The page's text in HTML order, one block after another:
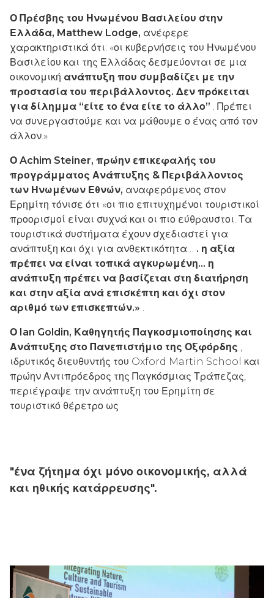
Ο Πρέσβης του Ηνωμένου Βασιλείου στην
Ελλάδα, Matthew Lodge, ανέφερε
χαρακτηριστικά ότι: «οι κυβερνήσεις του Ηνωμένου
Βασιλείου και της Ελλάδας δεσμεύονται σε μια
οικονομική ανάπτυξη που συμβαδίζει με την
προστασία του περιβάλλοντος. Δεν πρόκειται
για δίλημμα “είτε το ένα είτε το άλλο”
. Πρέπει
να συνεργαστούμε και να μάθουμε ο ένας από τον
άλλον.»
Ο Achim Steiner, πρώην επικεφαλής του
προγράμματος Ανάπτυξης & Περιβάλλοντος
των Ηνωμένων Εθνών, αναφερόμενος στον
Ερημίτη τόνισε ότι «οι πιο επιτυχημένοι τουριστικοί
προορισμοί είναι συχνά και οι πιο εύθραυστοι. Τα
τουριστικά συστήματα έχουν σχεδιαστεί για
ανάπτυξη και όχι για ανθεκτικότητα… . η αξία
πρέπει να είναι τοπικά αγκυρωμένη… η
ανάπτυξη πρέπει να βασίζεται στη διατήρηση
και στην αξία ανά επισκέπτη και όχι στον
αριθμό των επισκεπτών.»
Ο Ian Goldin, Καθηγητής Παγκοσμιοποίησης και
Ανάπτυξης στο Πανεπιστήμιο της Οξφόρδης
ιδρυτικός διευθυντής του Oxford Martin School και
πρώην Αντιπρόεδρος της Παγκόσμιας Τράπεζας,
περιέγραψε την ανάπτυξη του Ερημίτη σε
τουριστικό θέρετρο ως
"ένα ζήτημα όχι μόνο οικονομικής, αλλά
και ηθικής κατάρρευσης".